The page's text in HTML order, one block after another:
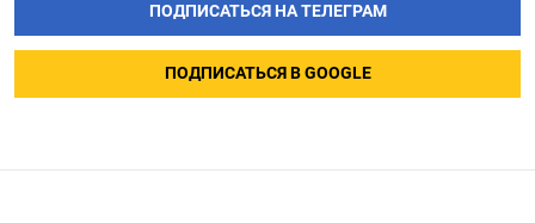
ПОДПИСАТЬСЯ НА ТЕЛЕГРАМ
ПОДПИСАТЬСЯ В GOOGLE